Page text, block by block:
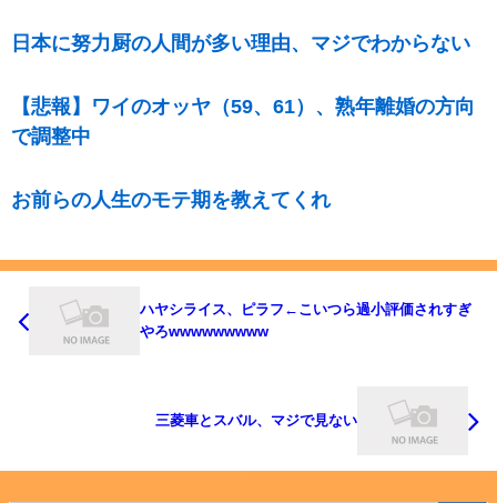
日本に努力厨の人間が多い理由、マジでわからない
【悲報】ワイのオッヤ（59、61）、熟年離婚の方向
で調整中
お前らの人生のモテ期を教えてくれ
ハヤシライス、ピラフ←こいつら過小評価されすぎ
やろwwwwwwwww
三菱車とスバル、マジで見ない